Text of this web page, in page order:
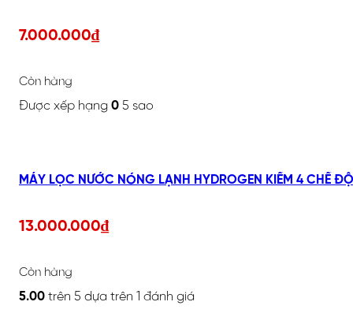
7.000.000₫
Còn hàng
Được xếp hạng 0 5 sao
MÁY LỌC NƯỚC NÓNG LẠNH HYDROGEN KIỀM 4 CHẾ
13.000.000₫
Còn hàng
5.00 trên 5 dựa trên 1 đánh giá